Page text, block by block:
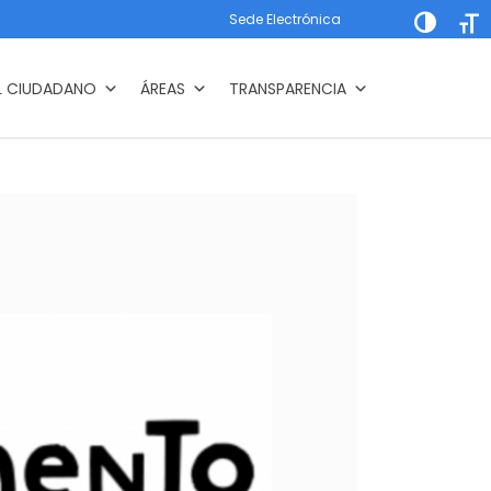
Alternar
Sede Electrónica
CIUDADANO ÁREAS TRANSPARENCIA